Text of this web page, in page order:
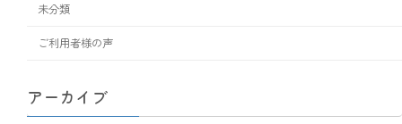
未分類
ご利用者様の声
アーカイブ